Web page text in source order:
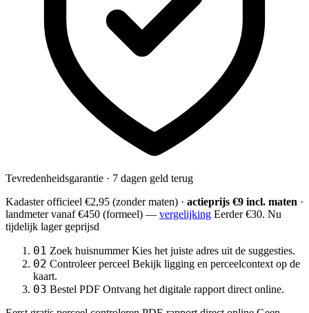
Tevredenheidsgarantie · 7 dagen geld terug
Kadaster officieel €2,95 (zonder maten) · actieprijs €9 incl. maten ·
landmetervanaf €450 (formeel) — vergelijking Eerder €30. Nu
tijdelijk lager geprijsd
01 Zoek huisnummer Kies het juiste adres uit de suggesties.
02 Controleer perceel Bekijk ligging en perceelcontext op de
kaart.
03 Bestel PDF Ontvang het digitale rapport direct online.